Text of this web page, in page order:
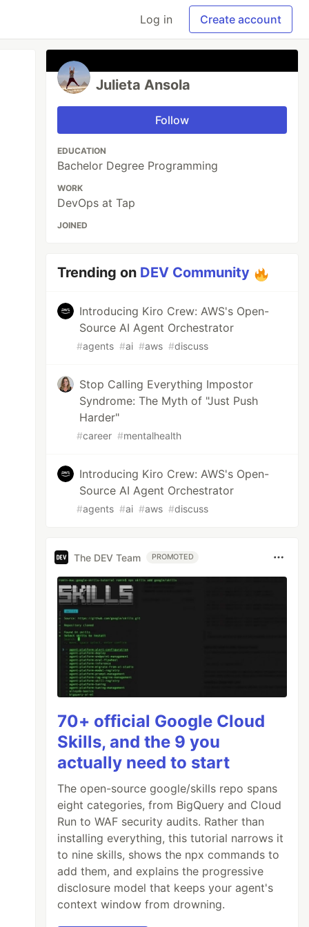
Log in Create account
Julieta Ansola
Follow
EDUCATION
Bachelor Degree Programming
WORK
DevOps at Tap
JOINED
Trending on DEV Community
Introducing Kiro Crew: AWS's Open-
Source AI Agent Orchestrator
#agents #ai #aws #discuss
Stop Calling Everything Impostor
Syndrome: The Myth of "Just Push
Harder"
#career #mentalhealth
Introducing Kiro Crew: AWS's Open-
Source AI Agent Orchestrator
#agents #ai #aws #discuss
The DEV Team PROMOTED
70+ official Google Cloud
Skills, and the 9 you
actually need to start
The open-source google/skills repo spans
eight categories, from BigQuery and Cloud
Run to WAF security audits. Rather than
installing everything, this tutorial narrows it
to nine skills, shows the npx commands to
add them, and explains the progressive
disclosure model that keeps your agent's
context window from drowning.